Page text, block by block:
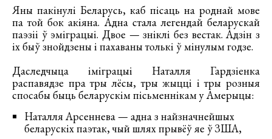
Яны пакінулі Беларусь, каб пісаць на роднай мове
па той бок акіяна. Адна стала легендай беларускай
паэзіі ў эміграцыі. Двое — зніклі без вестак. Адзін з
іх быў знойдзены і пахаваны толькі ў мінулым годзе.
Даследчыца іміграцыі Наталля Гардзіенка
распавядзе пра тры лёсы, тры жыцці і тры розныя
спосабы быць беларускім пісьменнікам у Амерыцы:
Наталля Арсеннева — адна з найзначнейшых
беларускіх паэтак, чый шлях прывёў яе ў ЗША,